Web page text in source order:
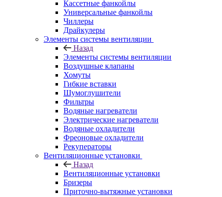
Кассетные фанкойлы
Универсальные фанкойлы
Чиллеры
Драйкулеры
Элементы системы вентиляции
Назад
Элементы системы вентиляции
Воздушные клапаны
Хомуты
Гибкие вставки
Шумоглушители
Фильтры
Водяные нагреватели
Электрические нагреватели
Водяные охладители
Фреоновые охладители
Рекуператоры
Вентиляционные установки
Назад
Вентиляционные установки
Бризеры
Приточно-вытяжные установки